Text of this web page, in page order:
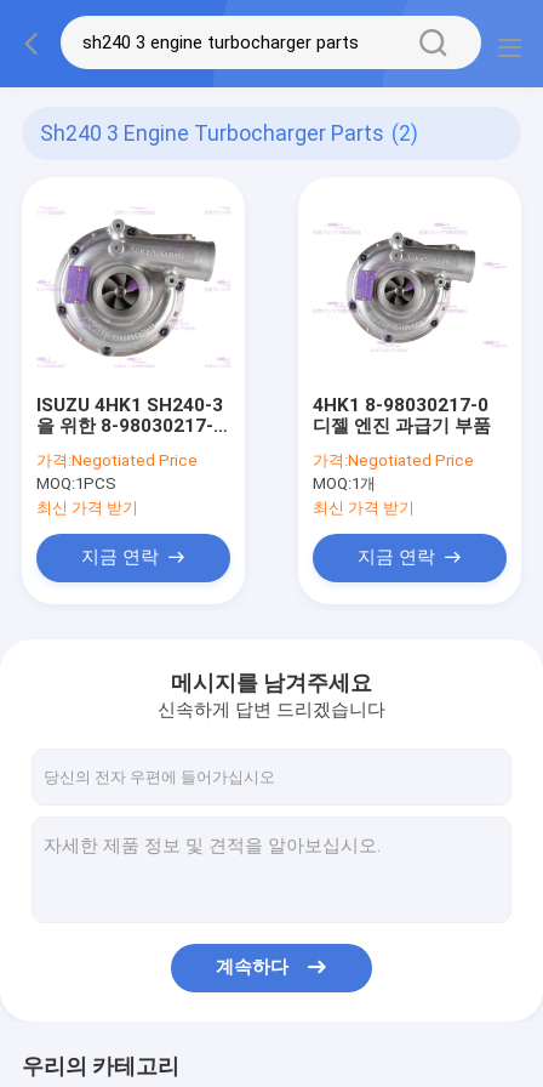
Sh240 3 Engine Turbocharger Parts (2)
ISUZU 4HK1 SH240-3
을 위한 8-98030217-0
품
가격:Negotiated Price
MOQ:1PCS
최신 가격 받기
지금 연락
4HK1 8-98030217-0
디젤 엔진 과급기 부품
가격:Negotiated Price
MOQ:1개
최신 가격 받기
지금 연락
메시지를 남겨주세요
신속하게 답변 드리겠습니다
계속하다
우리의 카테고리